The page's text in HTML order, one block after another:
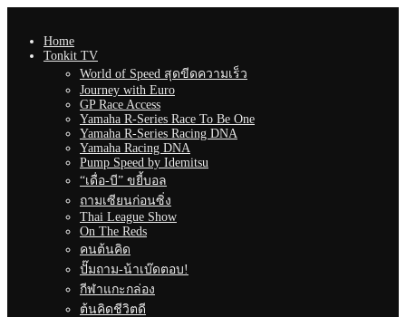
Home
Tonkit TV
World of Speed สุดขีดความเร็ว
Journey with Euro
GP Race Access
Yamaha R-Series Race To Be One
Yamaha R-Series Racing DNA
Yamaha Racing DNA
Pump Speed by Idemitsu
“เดื่อ-บี” ขยี้บอล
ถามเซียนก่อนซิ่ง
Thai League Show
On The Reds
คนต้นคิด
ปั๊มถาม-น้าเบ๊ดตอบ!
กีฬาแกะกล่อง
ต้นคิดชีวิตดี